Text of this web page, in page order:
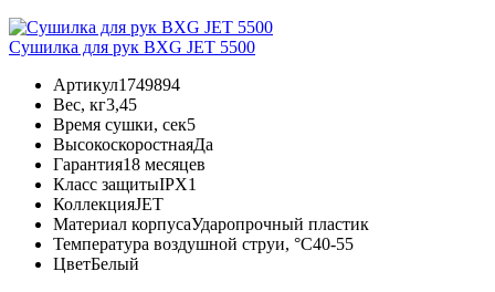
Сушилка для рук BXG JET 5500
Артикул1749894
Вес, кг3,45
Время сушки, сек5
ВысокоскоростнаяДа
Гарантия18 месяцев
Класс защитыIPX1
КоллекцияJET
Материал корпусаУдаропрочный пластик
Температура воздушной струи, °С40-55
ЦветБелый